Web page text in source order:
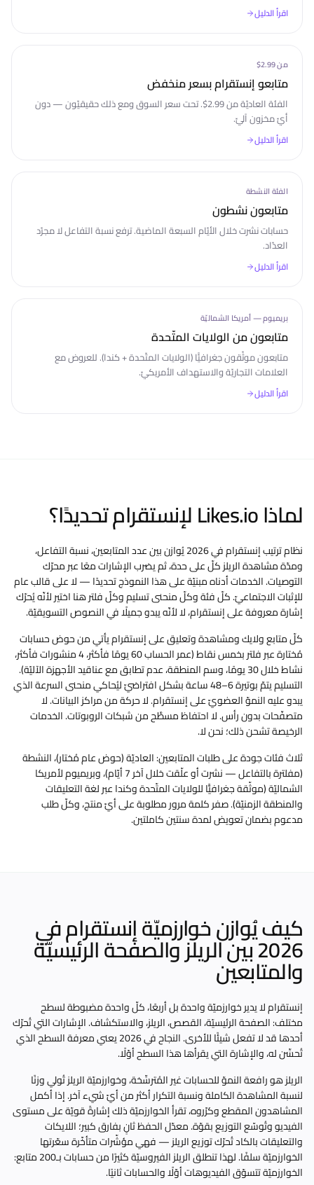
اقرأ الدليل
من 2.99$
متابعو إنستقرام بسعر منخفض
الفئة العاديّة من 2.99$. تحت سعر السوق ومع ذلك حقيقيّون — دون
أيّ مخزون آليّ.
اقرأ الدليل
الفئة النشطة
متابعون نشطون
حسابات نشرت خلال الأيّام السبعة الماضية. ترفع نسبة التفاعل لا مجرّد
العدّاد.
اقرأ الدليل
بريميوم — أمريكا الشماليّة
متابعون من الولايات المتّحدة
متابعون موثّقون جغرافيًّا (الولايات المتّحدة + كندا). للعروض مع
العلامات التجاريّة والاستهداف الأمريكيّ.
اقرأ الدليل
لماذا Likes.io لإنستقرام تحديدًا؟
نظام ترتيب إنستقرام في 2026 يُوازن بين عدد المتابعين، نسبة التفاعل،
ومدّة مشاهدة الريلز كلّ على حدة، ثم يضرب الإشارات معًا عبر محرّك
التوصيات. الخدمات أدناه مبنيّة على هذا النموذج تحديدًا — لا على قالب عام
للإثبات الاجتماعيّ. كلّ فئة وكلّ منحنى تسليم وكلّ فلتر هنا اختير لأنّه يُحرّك
إشارة معروفة على إنستقرام، لا لأنّه يبدو جميلًا في النصوص التسويقيّة.
كلّ متابع ولايك ومشاهدة وتعليق على إنستقرام يأتي من حوض حسابات
مُختارة عبر فلتر بخمس نقاط (عمر الحساب 60 يومًا فأكثر، 4 منشورات فأكثر،
نشاط خلال 30 يومًا، وسم المنطقة، عدم تطابق مع عناقيد الأجهزة الآليّة).
التسليم يتمّ بوتيرة 6–48 ساعة بشكل افتراضيّ ليُحاكي منحنى السرعة الذي
يبدو عليه النموّ العضويّ على إنستقرام. لا حركة من مراكز البيانات. لا
متصفّحات بدون رأس. لا احتفاظ مسطَّح من شبكات الروبوتات. الخدمات
الرخيصة تشحن ذلك؛ نحن لا.
ثلاث فئات جودة على طلبات المتابعين: العاديّة (حوض عام مُختار)، النشطة
(مفلترة بالتفاعل — نشرت أو علّقت خلال آخر 7 أيّام)، وبريميوم لأمريكا
الشماليّة (موثّقة جغرافيًّا للولايات المتّحدة وكندا عبر لغة التعليقات
والمنطقة الزمنيّة). صفر كلمة مرور مطلوبة على أيّ منتج، وكلّ طلب
مدعوم بضمان تعويض لمدة سنتين كاملتين.
كيف يُوازن خوارزميّة إنستقرام في
2026 بين الريلز والصفحة الرئيسيّة
والمتابعين
إنستقرام لا يدير خوارزميّة واحدة بل أربعًا، كلّ واحدة مضبوطة لسطح
مختلف: الصفحة الرئيسيّة، القصص، الريلز، والاستكشاف. الإشارات التي تُحرّك
أحدها قد لا تفعل شيئًا للأخرى. النجاح في 2026 يعني معرفة السطح الذي
تُحسِّن له، والإشارة التي يقرأها هذا السطح أوّلًا.
الريلز هو رافعة النموّ للحسابات غير المُترسِّخة، وخوارزميّة الريلز تُولي وزنًا
لنسبة المشاهدة الكاملة ونسبة التكرار أكثر من أيّ شيء آخر. إذا أكمل
المشاهدون المقطع وكرّروه، تقرأ الخوارزميّة ذلك إشارةً قويّة على مستوى
الفيديو وتُوسّع التوزيع بقوّة. معدّل الحفظ ثانٍ بفارق كبير؛ اللايكات
والتعليقات بالكاد تُحرّك توزيع الريلز — فهي مؤشّرات متأخّرة سعّرتها
الخوارزميّة سلفًا. لهذا تنطلق الريلز الفيروسيّة كثيرًا من حسابات بـ200 متابع:
الخوارزميّة تتسوّق الفيديوهات أوّلًا والحسابات ثانيًا.